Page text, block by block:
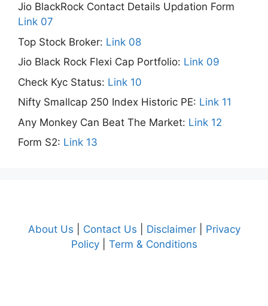
Jio BlackRock Contact Details Updation Form
Link 07
Top Stock Broker: Link 08
Jio Black Rock Flexi Cap Portfolio: Link 09
Check Kyc Status: Link 10
Nifty Smallcap 250 Index Historic PE: Link 11
Any Monkey Can Beat The Market: Link 12
Form S2: Link 13
About Us Contact Us Disclaimer| Privacy
Policy| Term & Conditions